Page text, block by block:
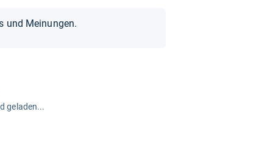
und Meinungen.
geladen...